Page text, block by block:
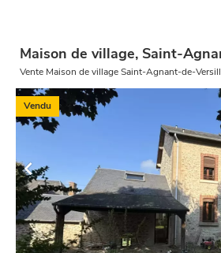
Maison de village, Saint-
Vente Maison de village Saint-Agnant-de-
Vendu